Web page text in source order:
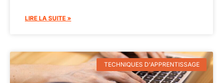
LIRE LA SUITE »
TECHNIQUES D'APPRENTISSAGE